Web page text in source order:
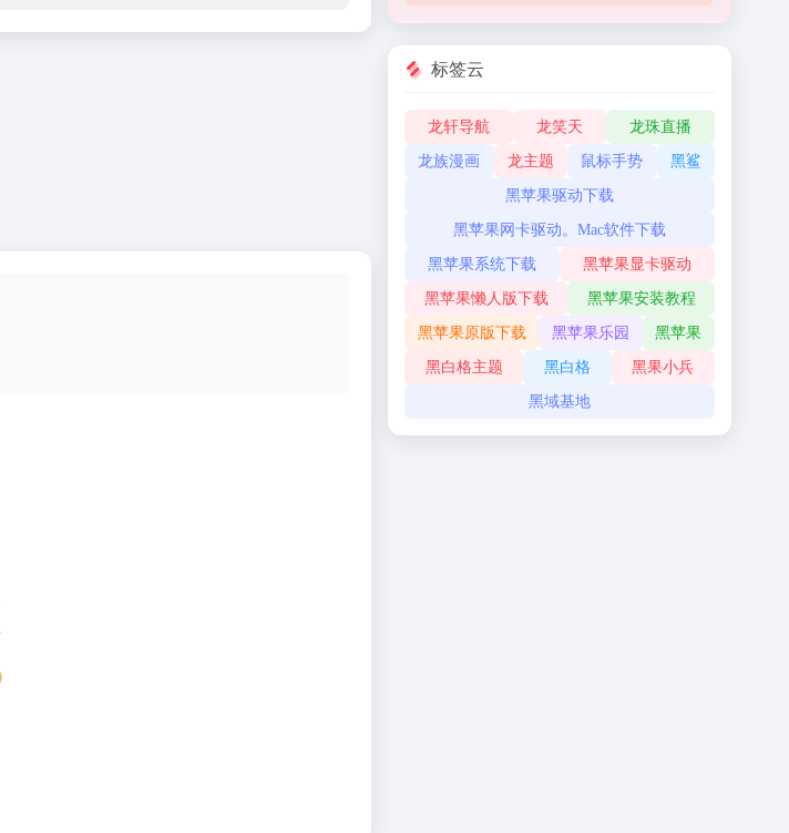
标签云
龙轩导航 龙笑天 龙珠直播
龙族漫画 龙主题 鼠标手势 黑鲨
黑苹果驱动下载
黑苹果网卡驱动。Mac软件下载
黑苹果系统下载 黑苹果显卡驱动
黑苹果懒人版下载 黑苹果安装教程
黑苹果原版下载 黑苹果乐园 黑苹果
黑白格主题 黑白格 黑果小兵
黑域基地